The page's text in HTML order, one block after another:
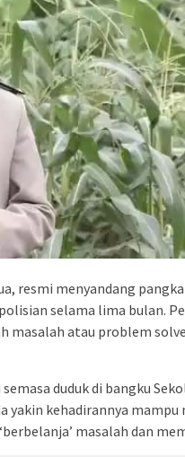
resmi menyandang
selama lima bulan.
masalah atau problem
duduk di bangku
yakin kehadirannya
masalah dan